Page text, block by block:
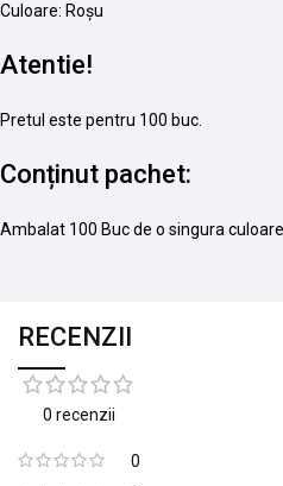
Culoare: Roșu
Atentie!
Pretul este pentru 100 buc.
Conținut pachet:
Ambalat 100 Buc de o singura
RECENZII
0 recenzii
0